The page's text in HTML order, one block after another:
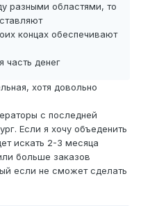
разными областями, то
концах обеспечивают
часть денег
хотя довольно
с последней
Если я хочу объеденить
искать 2-3 месяца
больше заказов
если не сможет сделать